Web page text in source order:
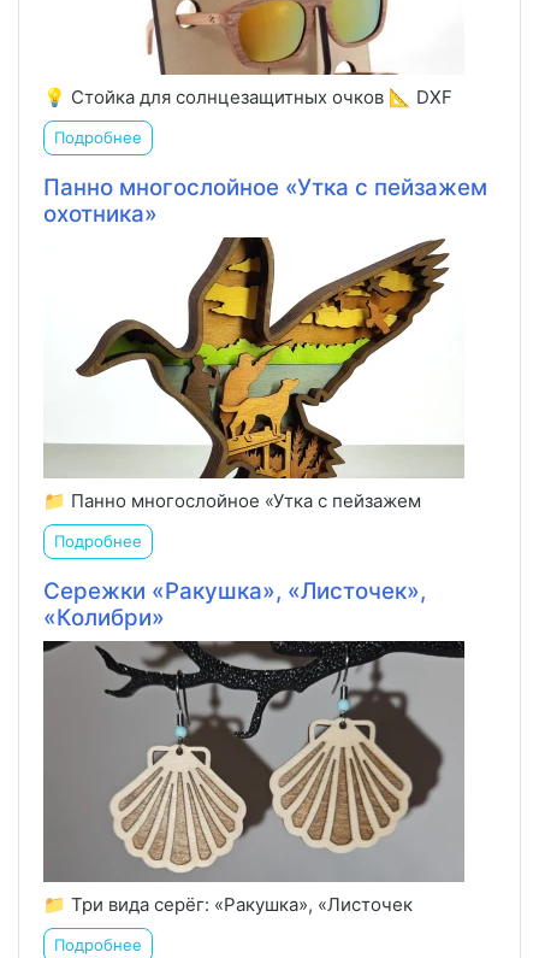
💡 Стойка для солнцезащитных очков 📐 DXF
Подробнее
Панно многослойное «Утка с пейзажем
охотника»
📁 Панно многослойное «Утка с пейзажем
Подробнее
Сережки «Ракушка», «Листочек»,
«Колибри»
📁 Три вида серёг: «Ракушка», «Листочек
Подробнее